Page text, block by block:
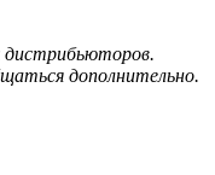
дистрибьюторов.
дополнительно.